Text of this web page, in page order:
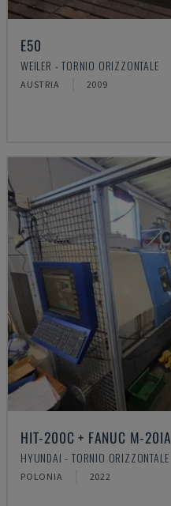
E50
WEILER - TORNIO ORIZZONTALE
AUSTRIA 2009
HIT-200C + FANUC M-20IA
HYUNDAI - TORNIO ORIZZONTALE
POLONIA 2022